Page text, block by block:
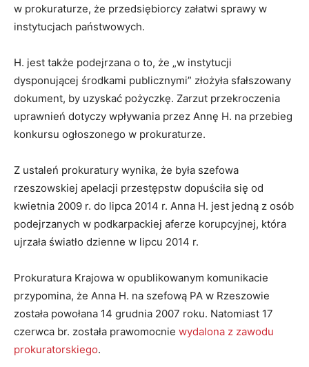
w prokuraturze, że przedsiębiorcy załatwi sprawy w
instytucjach państwowych.
H. jest także podejrzana o to, że „w instytucji
dysponującej środkami publicznymi” złożyła sfałszowany
dokument, by uzyskać pożyczkę. Zarzut przekroczenia
uprawnień dotyczy wpływania przez Annę H. na przebieg
konkursu ogłoszonego w prokuraturze.
Z ustaleń prokuratury wynika, że była szefowa
rzeszowskiej apelacji przestępstw dopuściła się od
kwietnia 2009 r. do lipca 2014 r. Anna H. jest jedną z osób
podejrzanych w podkarpackiej aferze korupcyjnej, która
ujrzała światło dzienne w lipcu 2014 r.
Prokuratura Krajowa w opublikowanym komunikacie
przypomina, że Anna H. na szefową PA w Rzeszowie
została powołana 14 grudnia 2007 roku. Natomiast 17
czerwca br. została prawomocnie wydalona z zawodu
prokuratorskiego.